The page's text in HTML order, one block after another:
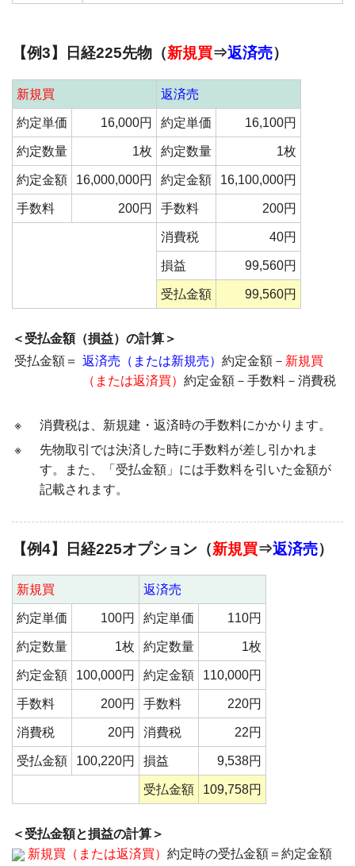
【例3】日経225先物（新規買⇒返済売）
新規買 返済売
約定単価 16,000円 約定単価 16,100円
約定数量 1枚 約定数量 1枚
約定金額 16,000,000円 約定金額 16,100,000円
手数料 200円 手数料 200円
消費税 40円
損益 99,560円
受払金額 99,560円
＜受払金額（損益）の計算＞
受払金額＝ 返済売（または新規売） 約定金額－ 新規買
（または返済買） 約定金額－手数料－消費税
※
消費税は、新規建・返済時の手数料にかかります。
※
先物取引では決済した時に手数料が差し引かれま
す。また、「受払金額」には手数料を引いた金額が
記載されます。
【例4】日経225オプション（新規買⇒返済売）
新規買 返済売
約定単価 100円 約定単価 110円
約定数量 1枚 約定数量 1枚
約定金額 100,000円 約定金額 110,000円
手数料 200円 手数料 220円
消費税 20円 消費税 22円
受払金額 100,220円 損益 9,538円
受払金額 109,758円
＜受払金額と損益の計算＞
新規買（または返済買） 約定時の受払金額＝約定金額